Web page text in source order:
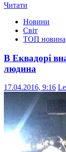
Читати
Новини
Світ
ТОП новина
В Еквадорі
людина
17.04.2016, 9:16